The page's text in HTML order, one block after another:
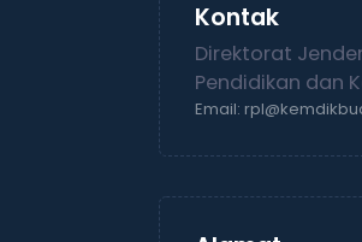
Kontak
Direktorat
Pendidikan dan
Email: